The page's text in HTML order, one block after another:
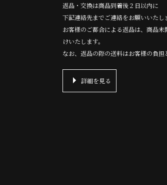
返品・交換は商品到着後２日以内に
下記連絡先までご連絡をお願いいたし
お客様のご都合による返品は、商品未
けいたします。
なお、返品の際の送料はお客様の負担
詳細を見る